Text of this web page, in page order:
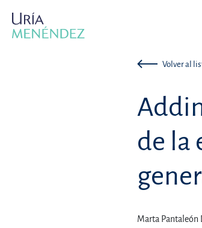
Volver al
de la
Marta Pantaleón